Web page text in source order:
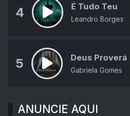
4 É Tudo Teu
Leandro Borges
5 Deus Proverá
Gabriela Gomes
ANUNCIE AQUI